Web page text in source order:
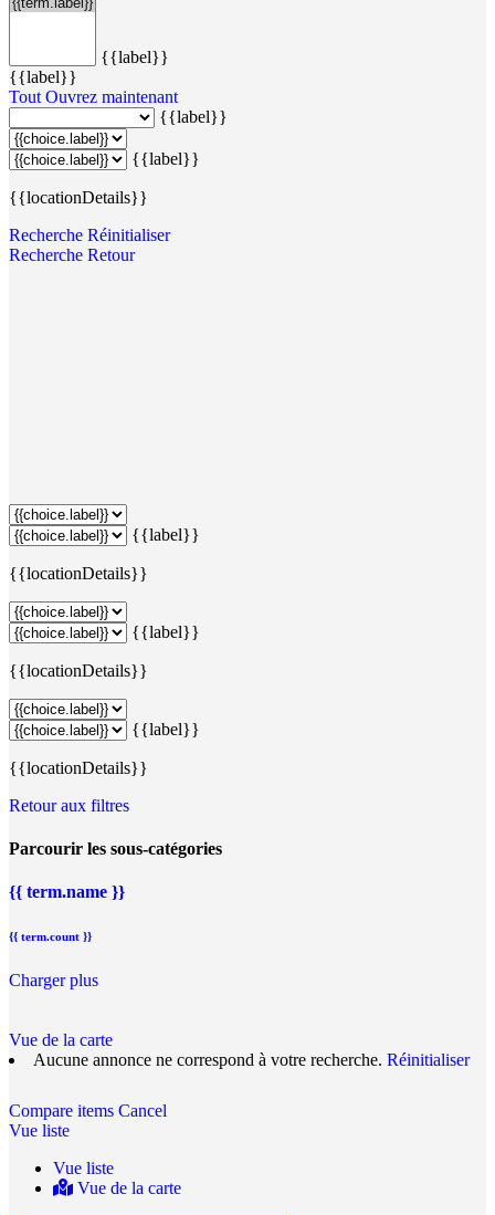
{{label}}
{{label}}
Tout Ouvrez maintenant
{{label}}
{{label}}
{{locationDetails}}
Recherche Réinitialiser
Recherche Retour
{{label}}
{{locationDetails}}
{{label}}
{{locationDetails}}
{{label}}
{{locationDetails}}
Retour aux filtres
Parcourir les sous-catégories
{{ term.name }}
{{ term.count }}
Charger plus
Vue de la carte
Aucune annonce ne correspond à votre recherche. Réinitialiser
Compare items Cancel
Vue liste
Vue liste
Vue de la carte